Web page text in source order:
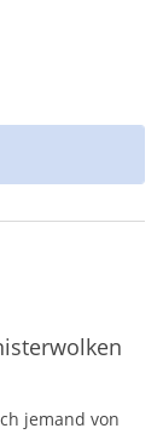
jemand von